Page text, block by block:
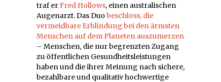
traf erFred Hollows, einen australischen
Augenarzt. Das Duo beschloss, die
vermeidbare Erblindung bei den ärmsten
Menschen auf dem Planeten auszumerzen
– Menschen, die nur begrenzten Zugang
zu öffentlichen Gesundheitsleistungen
haben und die ihrer Meinung nach sichere,
bezahlbare und qualitativ hochwertige